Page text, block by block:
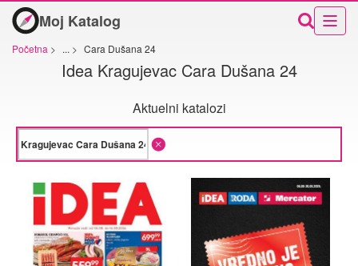
Moj Katalog
Početna > ... > Cara Dušana 24
Idea Kragujevac Cara Dušana 24
Aktuelni katalozi